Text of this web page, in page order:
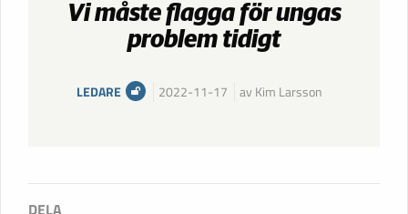
Vi måste flagga för ungas
problem tidigt
LEDARE 2022-11-17 av Kim Larsson